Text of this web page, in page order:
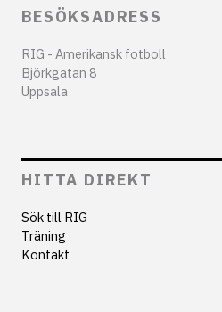
BESÖKSADRESS
RIG - Amerikansk fotboll
Björkgatan 8
Uppsala
HITTA DIREKT
Sök till RIG
Träning
Kontakt